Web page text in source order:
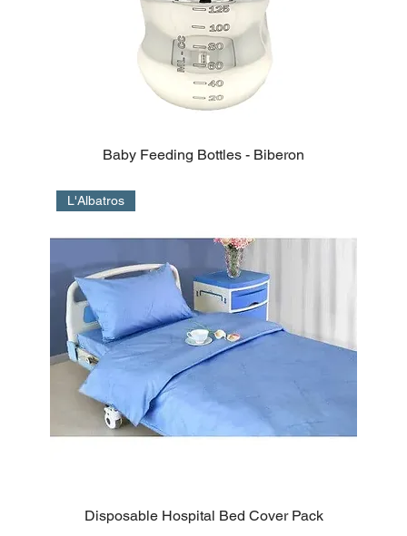
Baby Feeding Bottles - Biberon
L'Albatros
Disposable Hospital Bed Cover Pack